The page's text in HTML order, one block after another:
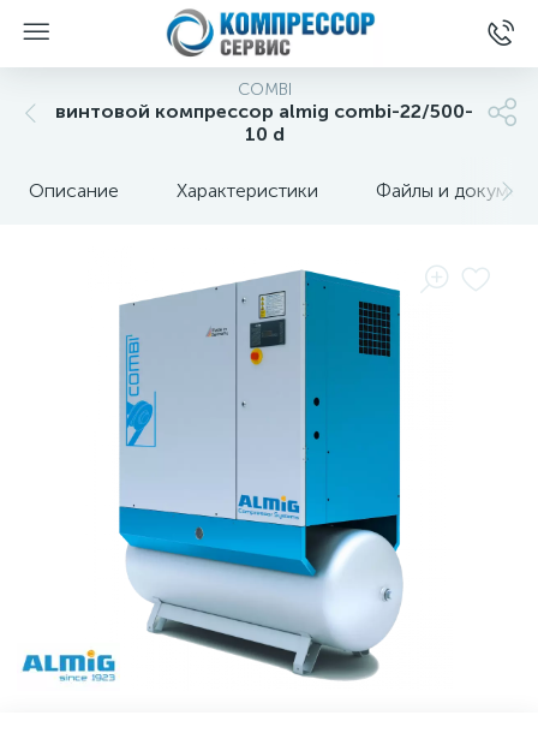
COMBI
винтовой компрессор almig combi-22/500-
10 d
Описание Характеристики Файлы и